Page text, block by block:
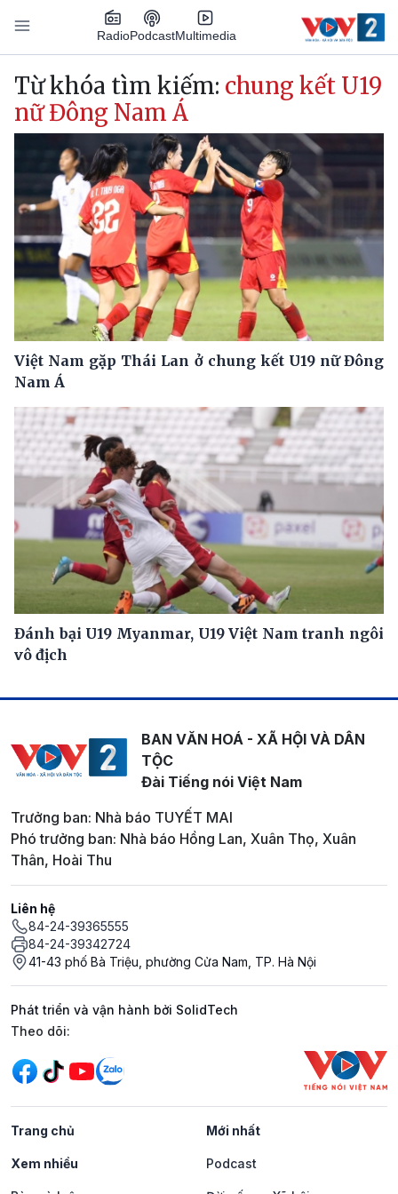
Nhảy đến nội dung
RadioPodcastMultimedia
Main navigation
Từ khóa tìm kiếm: chung kết U19
nữ Đông Nam Á
Việt Nam gặp Thái Lan ở chung kết U19 nữ Đông
Nam Á
Đánh bại U19 Myanmar, U19 Việt Nam tranh ngôi
vô địch
BAN VĂN HOÁ - XÃ HỘI VÀ DÂN
TỘC
Đài Tiếng nói Việt Nam
Trưởng ban: Nhà báo TUYẾT MAI
Phó trưởng ban: Nhà báo Hồng Lan, Xuân Thọ, Xuân
Thân, Hoài Thu
Liên hệ
84-24-39365555
84-24-39342724
41-43 phố Bà Triệu, phường Cửa Nam, TP. Hà Nội
Phát triển và vận hành bởi SolidTech
Mạng xã hội
Theo dõi:
Trang chủ Mới nhất
Xem nhiều Podcast